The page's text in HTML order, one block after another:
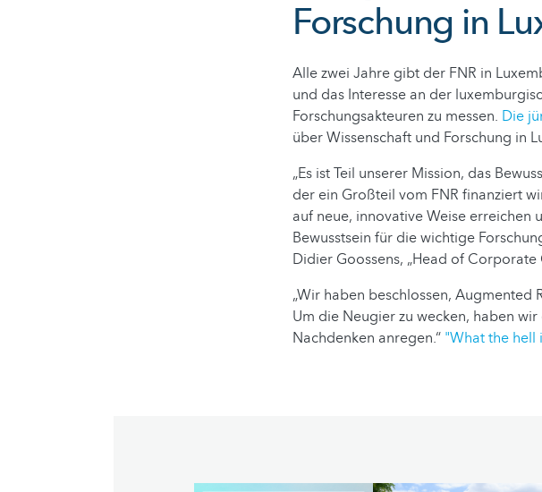
Forschung in
Alle zwei Jahre gibt der FNR in
und das Interesse an der
Forschungsakteuren zu messen. Die
über Wissenschaft und Forschung in
„Es ist Teil unserer Mission, das
der ein Großteil vom FNR finanziert
auf neue, innovative Weise erreichen
Bewusstsein für die wichtige
Didier Goossens, „Head of
„Wir haben beschlossen, Augmented
Um die Neugier zu wecken, haben
Nachdenken anregen.“ "What the hell